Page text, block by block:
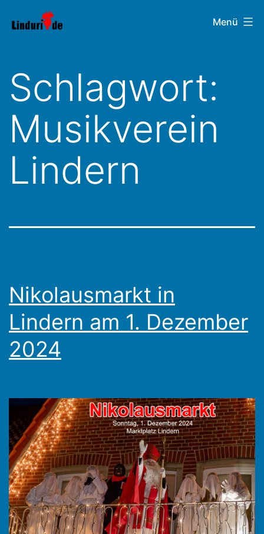
Inhalt
Linduri.de Menü
Schlagwort:
Musikverein
Lindern
Nikolausmarkt in
Lindern am 1. Dezember
2024